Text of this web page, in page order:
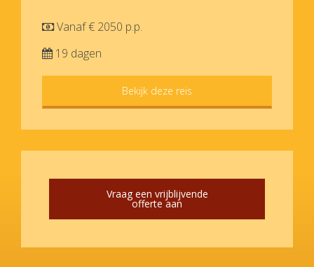
Vanaf € 2050 p.p.
19 dagen
Bekijk deze reis
Vraag een vrijblijvende
offerte aan